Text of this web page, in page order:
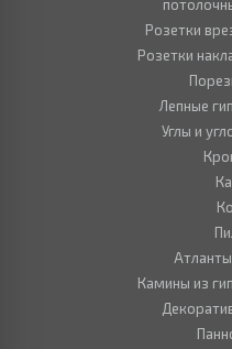
Розетки
Розетки
Лепные
Углы и
Камины из